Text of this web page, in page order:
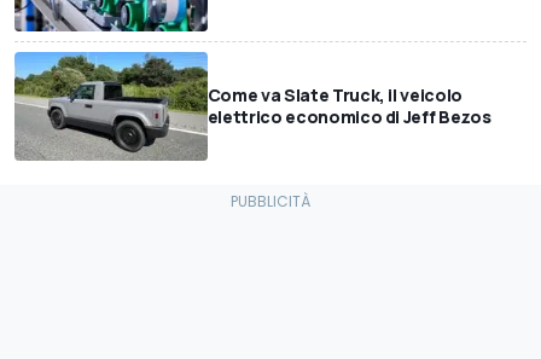
Come va Slate Truck, il veicolo
elettrico economico di Jeff Bezos